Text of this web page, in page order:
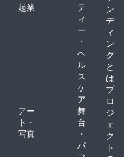
起業
テ
ィ
ー
・
ヘ
ル
ス
ケ
ア
アー
ト・
写真
舞
台
・
パ
ン
デ
ィ
ン
グ
と
は
プ
ロ
ジ
ェ
ク
ト